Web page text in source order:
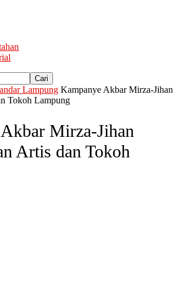
Lampung Kampanye Akbar Mirza-Jihan
Tokoh Lampung
Mirza-Jihan
Artis dan Tokoh